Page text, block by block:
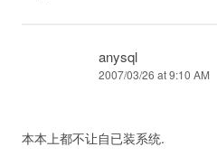
anysql
2007/03/26 at 9:10 AM
本本上都不让自已装系统.